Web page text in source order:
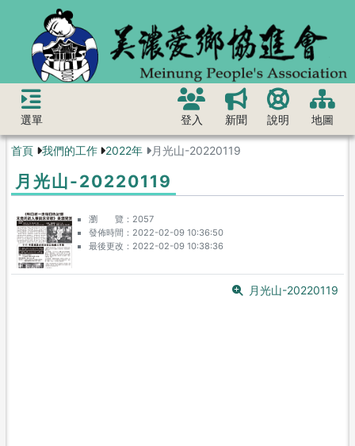
選單 登入 新聞 說明 地圖
首頁 我們的工作 2022年 月光山-20220119
月光山-20220119
瀏 覽
2057
發佈時間
2022-02-09 10:36:50
最後更改
2022-02-09 10:38:36
月光山-20220119